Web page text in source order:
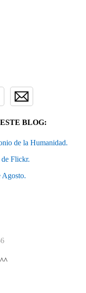
BLOG:
de la Humanidad.
de Flickr.
Agosto.